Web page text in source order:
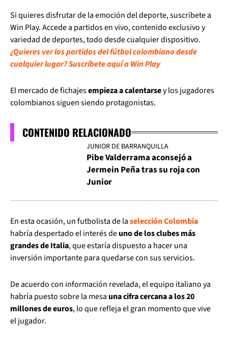
Si quieres disfrutar de la emoción del deporte, suscríbete a
Win Play. Accede a partidos en vivo, contenido exclusivo y
variedad de deportes, todo desde cualquier dispositivo.
¿Quieres ver los partidos del fútbol colombiano desde
cualquier lugar? Suscríbete aquí a Win Play
El mercado de fichajesempieza a calentarsey los jugadores
colombianos siguen siendo protagonistas.
CONTENIDO RELACIONADO
JUNIOR DE BARRANQUILLA
Pibe Valderrama aconsejó a
Jermein Peña tras su roja con
Junior
En esta ocasión, un futbolista de laselección Colombia
habría despertado el interés deuno de los clubes más
grandes de Italia, que estaría dispuesto a hacer una
inversión importante para quedarse con sus servicios.
De acuerdo con información revelada, el equipo italiano ya
habría puesto sobre la mesa una cifra cercana a los 20
millones de euros, lo que refleja el gran momento que vive
el jugador.